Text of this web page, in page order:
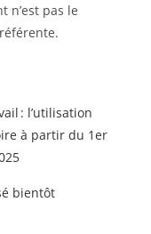
n’est pas le
: l’utilisation
à partir du 1er
bientôt